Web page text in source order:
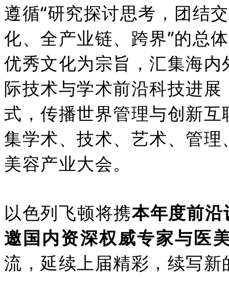
遵循“研究探讨思考，团结
化、全产业链、跨界”的总
优秀文化为宗旨，汇集海
际技术与学术前沿科技进
式，传播世界管理与创新
集学术、技术、艺术、管
美容产业大会。
以色列飞顿将携本年度前
邀国内资深权威专家与医
流，延续上届精彩，续写新